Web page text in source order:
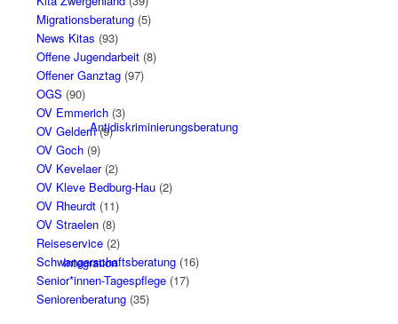
Antidiskriminierungsberatung
Integration
Migrationsberatung(5)
News Kitas (93)
Offene Jugendarbeit(8)
Offener Ganztag(97)
OGS (90)
OV Emmerich(3)
OV Geldern(9)
OV Goch(9)
OV Kevelaer(2)
OV Kleve Bedburg-Hau(2)
OV Rheurdt(11)
OV Straelen(8)
Reiseservice(2)
Schwangerschaftsberatung(16)
Senior*innen-Tagespflege(17)
Seniorenberatung(35)